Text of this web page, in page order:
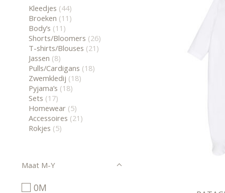
Kleedjes (44)
Broeken (11)
Body’s (11)
Shorts/Bloomers (26)
T-shirts/Blouses (21)
Jassen (8)
Pulls/Cardigans (18)
Zwemkledij (18)
Pyjama’s (18)
Sets (17)
Homewear (5)
Accessoires (21)
Rokjes (5)
Maat M-Y
0M